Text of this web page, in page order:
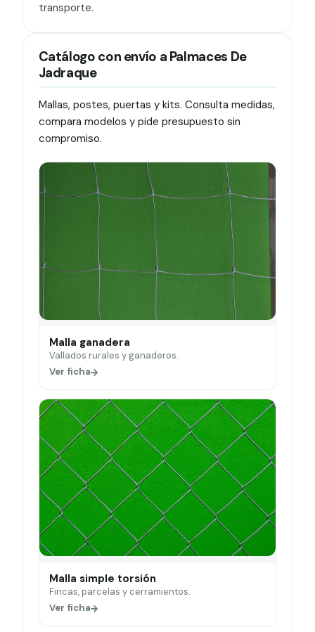
transporte.
Catálogo con envío a Palmaces De
Jadraque
Mallas, postes, puertas y kits. Consulta medidas,
compara modelos y pide presupuesto sin
compromiso.
Malla ganadera
Vallados rurales y ganaderos.
Ver ficha
Malla simple torsión
Fincas, parcelas y cerramientos.
Ver ficha